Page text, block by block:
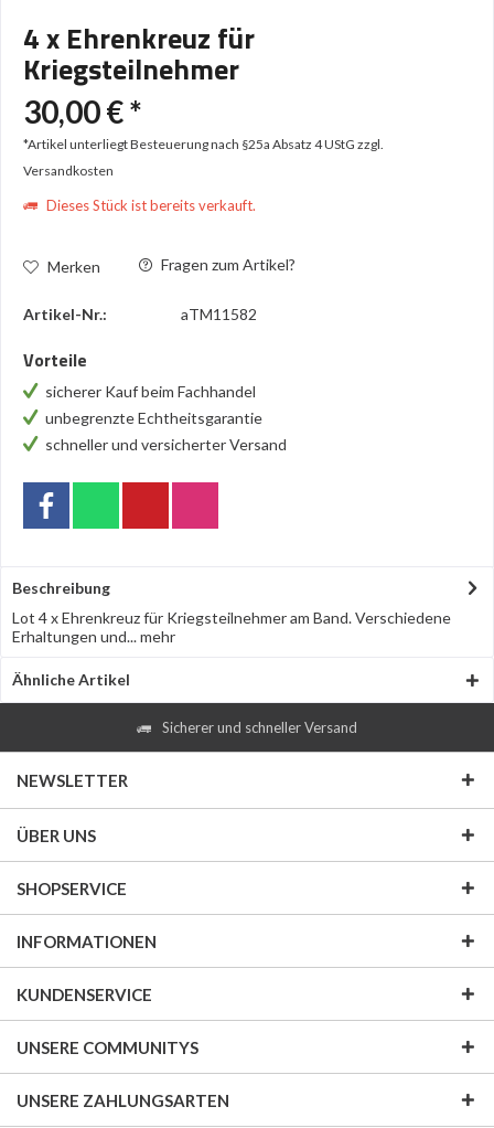
4 x Ehrenkreuz für
Kriegsteilnehmer
30,00 € *
*Artikel unterliegt Besteuerung nach §25a Absatz 4 UStG zzgl.
Versandkosten
Dieses Stück ist bereits verkauft.
Merken Fragen zum Artikel?
Artikel-Nr.: aTM11582
Vorteile
sicherer Kauf beim Fachhandel
unbegrenzte Echtheitsgarantie
schneller und versicherter Versand
Beschreibung
Lot 4 x Ehrenkreuz für Kriegsteilnehmer am Band. Verschiedene
Erhaltungen und...mehr
Ähnliche Artikel
Sicherer und schneller Versand
NEWSLETTER
ÜBER UNS
SHOPSERVICE
INFORMATIONEN
KUNDENSERVICE
UNSERE COMMUNITYS
UNSERE ZAHLUNGSARTEN